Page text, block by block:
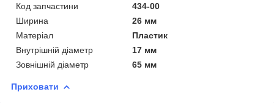
Код запчастини
434-00
Ширина
26 мм
Матеріал
Пластик
Внутрішній діаметр
17 мм
Зовнішній діаметр
65 мм
Приховати